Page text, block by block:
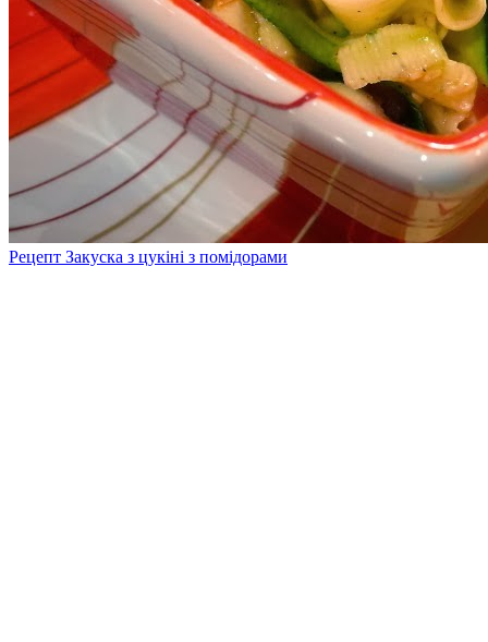
Рецепт Закуска з цукіні з помідорами